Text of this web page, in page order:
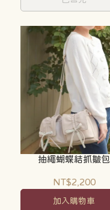
抽繩蝴蝶結抓皺包
NT$2,200
加入購物車